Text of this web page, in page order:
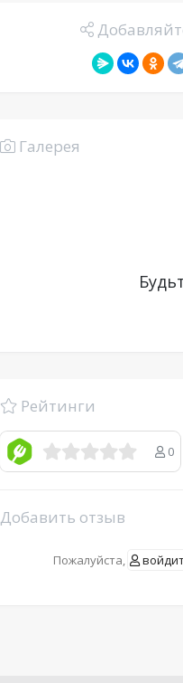
Галерея
Рейтинги
0
Добавить отзыв
Пожалуйста,